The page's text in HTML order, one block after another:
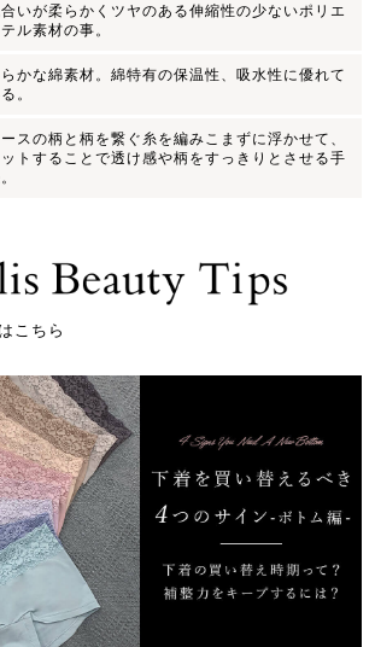
いが柔らかくツヤのある伸縮性の少ないポリエ
ル素材の事。
かな綿素材。綿特有の保温性、吸水性に優れて
。
スの柄と柄を繋ぐ糸を編みこまずに浮かせて、
トすることで透け感や柄をすっきりとさせる手
こちら